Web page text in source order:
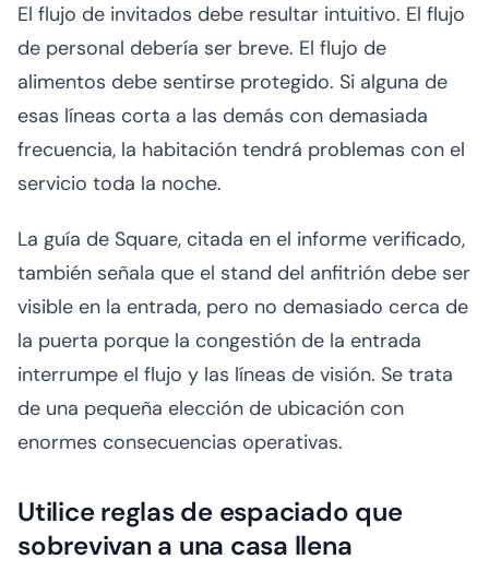
El flujo de invitados debe resultar intuitivo. El flujo
de personal debería ser breve. El flujo de
alimentos debe sentirse protegido. Si alguna de
esas líneas corta a las demás con demasiada
frecuencia, la habitación tendrá problemas con el
servicio toda la noche.
La guía de Square, citada en el informe verificado,
también señala que el stand del anfitrión debe ser
visible en la entrada, pero no demasiado cerca de
la puerta porque la congestión de la entrada
interrumpe el flujo y las líneas de visión. Se trata
de una pequeña elección de ubicación con
enormes consecuencias operativas.
Utilice reglas de espaciado que
sobrevivan a una casa llena